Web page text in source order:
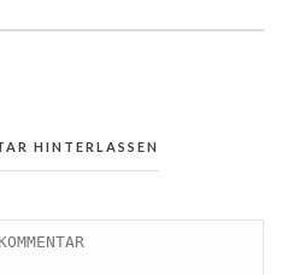
HINTERLASSEN